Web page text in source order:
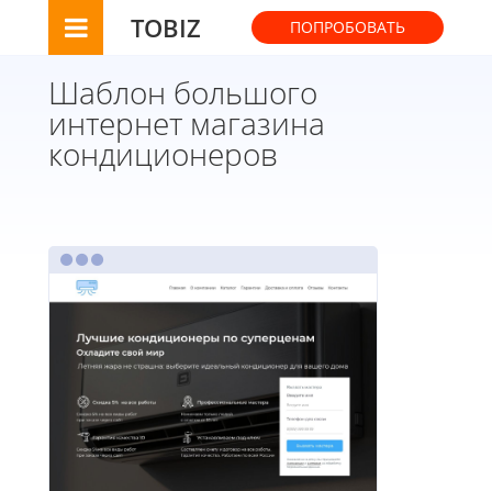
TOBIZ ПОПРОБОВАТЬ
Шаблон большого
интернет магазина
кондиционеров